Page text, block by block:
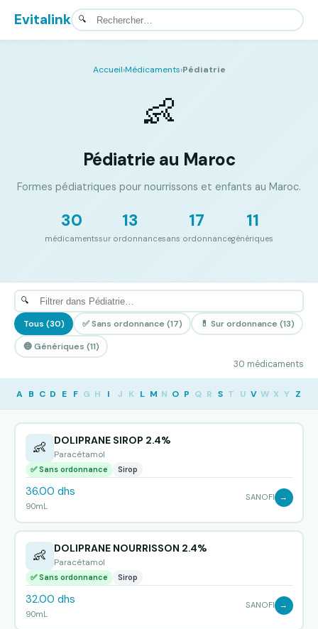
Evitalink
Accueil›Médicaments›Pédiatrie
👶
Pédiatrie au Maroc
Formes pédiatriques pour nourrissons et enfants au Maroc.
30
médicaments
13
sur ordonnance
17
sans ordonnance
11
génériques
Tous (30) ✅ Sans ordonnance (17)
💊 Sur ordonnance (13)
🔵 Génériques (11)
30 médicaments
A B C D E F G H I J K L M N O P Q R S T U V W X Y Z
👶 DOLIPRANE SIROP 2.4%
Paracétamol
✅ Sans ordonnance Sirop
36.00 dhs
90mL
SANOFI →
👶 DOLIPRANE NOURRISSON 2.4%
Paracétamol
✅ Sans ordonnance Sirop
32.00 dhs
90mL
SANOFI →